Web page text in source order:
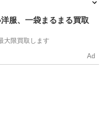
服、一袋まるまる買取
大限買取します
Ad